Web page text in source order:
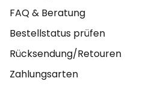
FAQ & Beratung
Bestellstatus prüfen
Rücksendung/Retouren
Zahlungsarten